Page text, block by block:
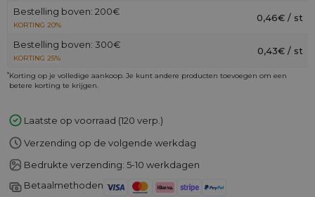
Bestelling boven: 200€
KORTING 20%
0,46€ / st
Bestelling boven: 300€
KORTING 25%
0,43€ / st
*Korting op je volledige aankoop. Je kunt andere producten toevoegen om een
betere korting te krijgen.
Laatste op voorraad (120 verp.)
Verzending op de volgende werkdag
Bedrukte verzending: 5-10 werkdagen
Betaalmethoden